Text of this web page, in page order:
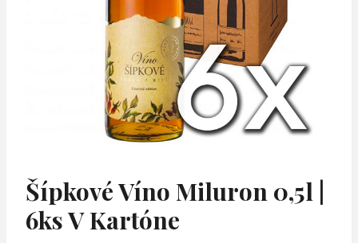
Šípkové Víno Miluron 0,5l |
6ks V Kartóne